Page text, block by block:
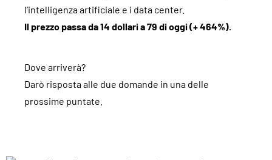
l’intelligenza artificiale e i data center.
Il prezzo passa da 14 dollari a 79 di oggi (+ 464%).
Dove arriverà?
Darò risposta alle due domande in una delle
prossime puntate.